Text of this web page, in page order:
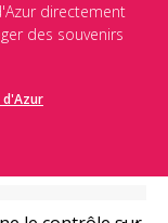
directement
des souvenirs
d'Azur